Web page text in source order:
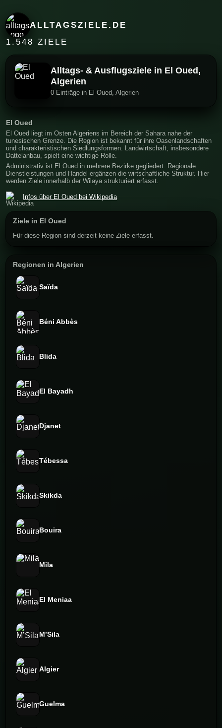
ALLTAGSZIELE.DE
1.548 ZIELE
Alltags- & Ausflugsziele in El Oued,
Algerien
0 Einträge in El Oued, Algerien
El Oued
El Oued liegt im Osten Algeriens im Bereich der Sahara nahe der
tunesischen Grenze. Die Region ist bekannt für ihre Oasenlandschaften
und charakteristischen Siedlungsformen. Landwirtschaft, insbesondere
Dattelanbau, spielt eine wichtige Rolle.
Administrativ ist El Oued in mehrere Bezirke gegliedert. Regionale
Dienstleistungen und Handel ergänzen die wirtschaftliche Struktur. Hier
werden Ziele innerhalb der Wilaya strukturiert erfasst.
Infos über El Oued bei Wikipedia
Ziele in El Oued
Für diese Region sind derzeit keine Ziele erfasst.
Regionen in Algerien
Saïda
Béni Abbès
Blida
El Bayadh
Djanet
Tébessa
Skikda
Bouira
Mila
El Meniaa
M’Sila
Algier
Guelma